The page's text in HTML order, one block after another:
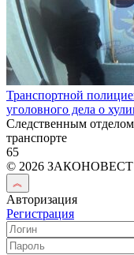
Транспортной
уголовного дела о
Следственным
транспорте
65
© 2026 ЗАКОНОВЕСТ
Авторизация
Регистрация